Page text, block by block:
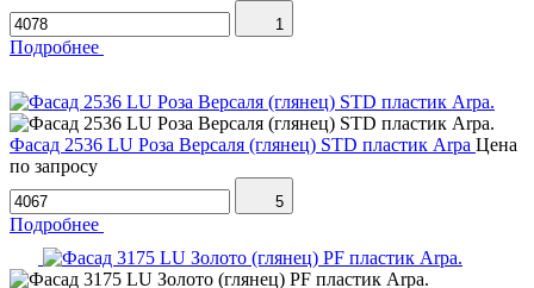
1
Подробнее
Фасад 2536 LU Роза Версаля (глянец) STD пластик Arpa Цена
по запросу
5
Подробнее